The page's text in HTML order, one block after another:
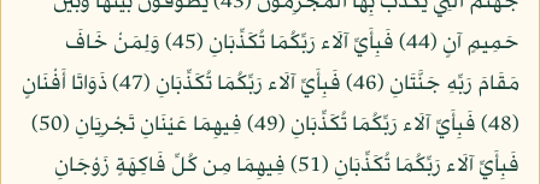
حَمِيمٍ آنٍ (44) فَبِأَيِّ آلَاء رَبِّكُمَا تُكَذِّبَانِ (45) وَلِمَنْ خَافَ
مَقَامَ رَبِّهِ جَنَّتَانِ (46) فَبِأَيِّ آلَاء رَبِّكُمَا تُكَذِّبَانِ (47) ذَوَاتَا أَفْنَانٍ
(48) فَبِأَيِّ آلَاء رَبِّكُمَا تُكَذِّبَانِ (49) فِيهِمَا عَيْنَانِ تَجْرِيَانِ (50)
فَبِأَيِّ آلَاء رَبِّكُمَا تُكَذِّبَانِ (51) فِيهِمَا مِن كُلِّ فَاكِهَةٍ زَوْجَانِ